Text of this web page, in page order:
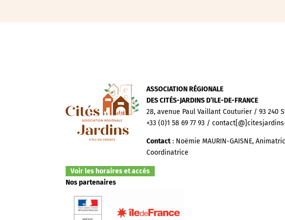
ASSOCIATION RÉGIONALE
DES CITÉS-JARDINS D’ILE-DE-FRANCE
28, avenue Paul Vaillant Couturier / 93 240
+33 (0)1 58 69 77 93 /
Contact: Noëmie MAURIN-GAISNE,
Coordinatrice
Voir les horaires et accès
Nos partenaires